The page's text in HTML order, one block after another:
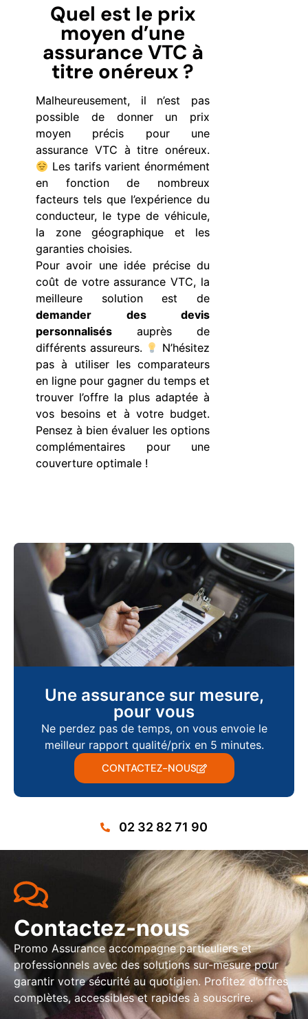
Quel est le prix
moyen d’une
assurance VTC à
titre onéreux ?
Malheureusement, il n’est pas
possible de donner un prix
moyen précis pour une
assurance VTC à titre onéreux.
Les tarifs varient énormément
en fonction de nombreux
facteurs tels que l’expérience du
conducteur, le type de véhicule,
la zone géographique et les
garanties choisies.
Pour avoir une idée précise du
coût de votre assurance VTC, la
meilleure solution est de
demander des devis
personnalisés auprès de
différents assureurs.
N’hésitez
pas à utiliser les comparateurs
en ligne pour gagner du temps et
trouver l’offre la plus adaptée à
vos besoins et à votre budget.
Pensez à bien évaluer les options
complémentaires pour une
couverture optimale !
Une assurance sur mesure,
pour vous
Ne perdez pas de temps, on vous envoie le
meilleur rapport qualité/prix en 5 minutes.
CONTACTEZ-NOUS
02 32 82 71 90
Contactez-nous
Promo Assurance accompagne particuliers et
professionnels avec des solutions sur-mesure pour
garantir votre sécurité au quotidien. Profitez d’offres
complètes, accessibles et rapides à souscrire.